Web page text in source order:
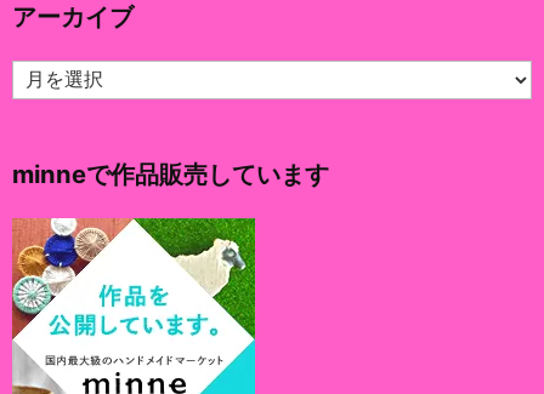
ー
アーカイブ
ア
ー
ブ
minneで作品販売しています